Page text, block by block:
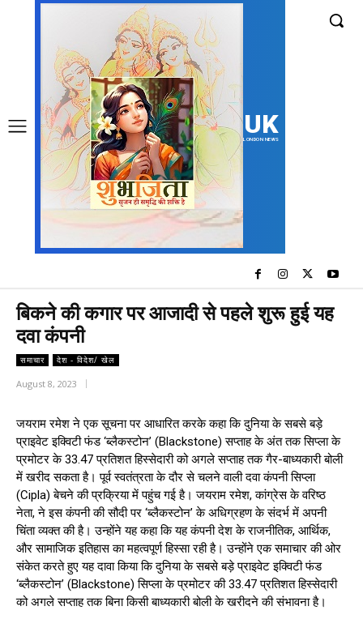
UK
LONDON NEWS
ब‍िकने की कगार पर आजादी से पहले शुरू हुई यह
दवा कंपनी
समाचार देश - विदेश/ खेल
August 8, 2023
जयराम रमेश ने एक सूचना पर आधारित करके कहा कि दुनिया के सबसे बड़े
प्राइवेट इक्विटी फंड ‘ब्लैकस्टोन’ (Blackstone) सप्ताह के अंत तक सिप्ला के
प्रमोटर के 33.47 प्रतिशत हिस्सेदारी को अगले सप्ताह तक गैर-बाध्यकारी बोली
में खरीद सकता है। पूर्व स्वतंत्रता के दौर से चलने वाली दवा कंपनी सिप्ला
(Cipla) बेचने की प्रक्रिया में पहुंच गई है। जयराम रमेश, कांग्रेस के वरिष्ठ
नेता, ने इस कंपनी की सौदी पर ‘ब्लैकस्टोन’ के अधिग्रहण के संदर्भ में अपनी
चिंता व्यक्त की है। उन्होंने यह कहा कि यह कंपनी देश के राजनीतिक, आर्थिक,
और सामाजिक इतिहास का महत्वपूर्ण हिस्सा रही है। उन्होंने एक समाचार की ओर
संकेत करते हुए यह दावा किया कि दुनिया के सबसे बड़े प्राइवेट इक्विटी फंड
‘ब्लैकस्टोन’ (Blackstone) सिप्ला के प्रमोटर की 33.47 प्रतिशत हिस्सेदारी
को अगले सप्ताह तक बिना किसी बाध्यकारी बोली के खरीदने की संभावना है।